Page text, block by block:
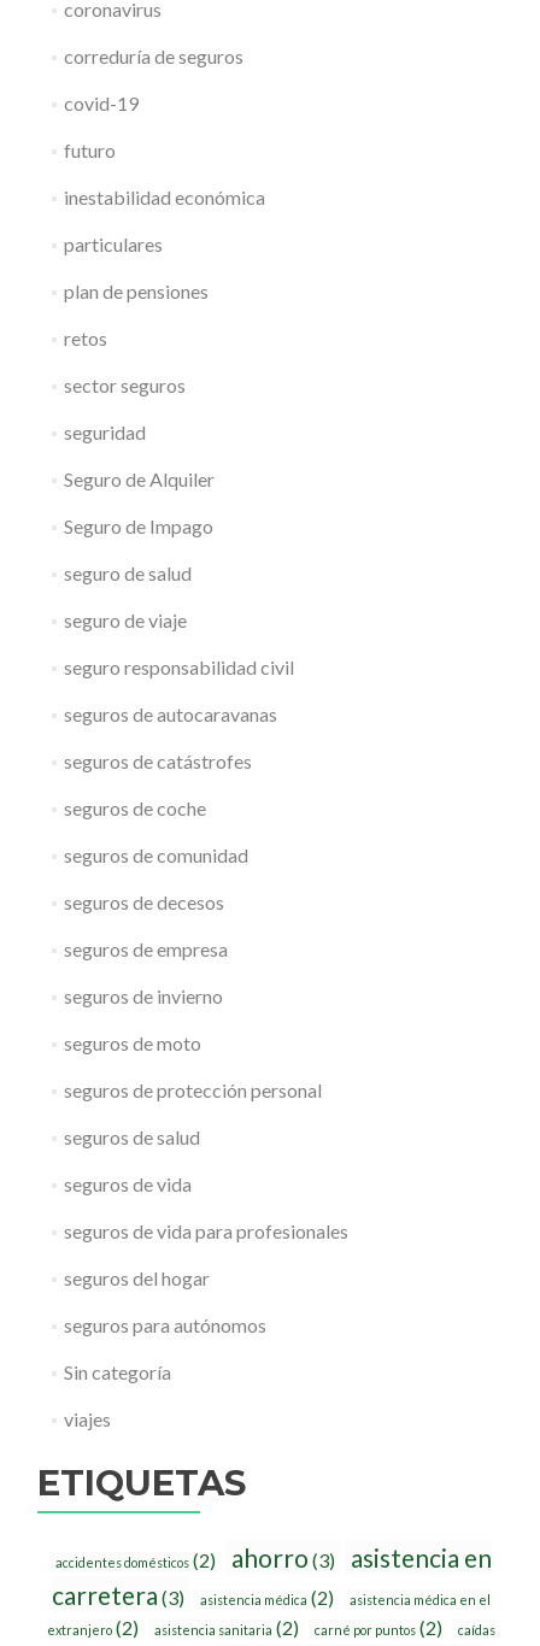
coronavirus
correduría de seguros
covid-19
futuro
inestabilidad económica
particulares
plan de pensiones
retos
sector seguros
seguridad
Seguro de Alquiler
Seguro de Impago
seguro de salud
seguro de viaje
seguro responsabilidad civil
seguros de autocaravanas
seguros de catástrofes
seguros de coche
seguros de comunidad
seguros de decesos
seguros de empresa
seguros de invierno
seguros de moto
seguros de protección personal
seguros de salud
seguros de vida
seguros de vida para profesionales
seguros del hogar
seguros para autónomos
Sin categoría
viajes
ETIQUETAS
accidentes domésticos (2) ahorro (3)
asistencia en
carretera (3) asistencia médica (2)
asistencia médica en el
extranjero(2) asistencia sanitaria (2) carné por puntos(2) caídas